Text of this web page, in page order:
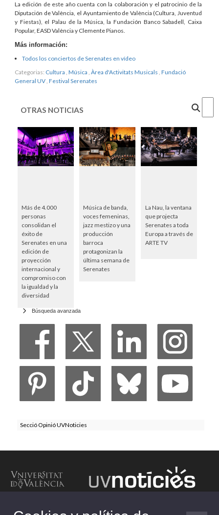
La edición de este año cuenta con la colaboración y el patrocinio de la
Diputación de València, el Ayuntamiento de València (Cultura, Juventud
y Fiestas), el Palau de la Música, la Fundación Banco Sabadell, Caixa
Popular, EASD València y Clemente Pianos.
Más información:
Todos los conciertos de Serenates en vídeo
Categorias: Cultura , Música , Àrea d'Activitats Musicals , Fundació
General UV, Festival Serenates
OTRAS NOTICIAS
Más de 4.000
personas
consolidan el
éxito de
Serenates en una
edición de
proyección
internacional y
compromiso con
la igualdad y la
diversidad
Música de banda,
voces femeninas,
jazz mestizo y una
producción
barroca
protagonizan la
última semana de
Serenates
La Nau, la ventana
que projecta
Serenates a toda
Europa a través de
ARTE TV
Búsqueda avanzada
Secció Opinió UVNoticies